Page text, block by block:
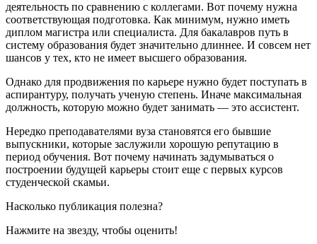
деятельность по сравнению с коллегами. Вот почему нужна
соответствующая подготовка. Как минимум, нужно иметь
диплом магистра или специалиста. Для бакалавров путь в
систему образования будет значительно длиннее. И совсем нет
шансов у тех, кто не имеет высшего образования.
Однако для продвижения по карьере нужно будет поступать в
аспирантуру, получать ученую степень. Иначе максимальная
должность, которую можно будет занимать — это ассистент.
Нередко преподавателями вуза становятся его бывшие
выпускники, которые заслужили хорошую репутацию в
период обучения. Вот почему начинать задумываться о
построении будущей карьеры стоит еще с первых курсов
студенческой скамьи.
Насколько публикация полезна?
Нажмите на звезду, чтобы оценить!